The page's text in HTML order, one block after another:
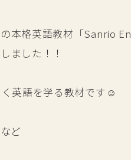
本格英語教材「Sanrio
ました！！
英語を学る教材です☺️
ど